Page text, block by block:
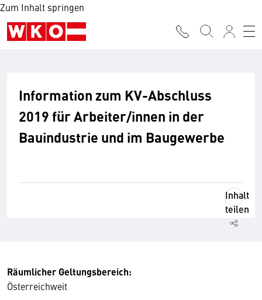
Zum Inhalt springen
Information zum KV-Abschluss
2019 für Arbeiter/innen in der
Bauindustrie und im Baugewerbe
Inhalt
teilen
Räumlicher Geltungsbereich:
Österreichweit